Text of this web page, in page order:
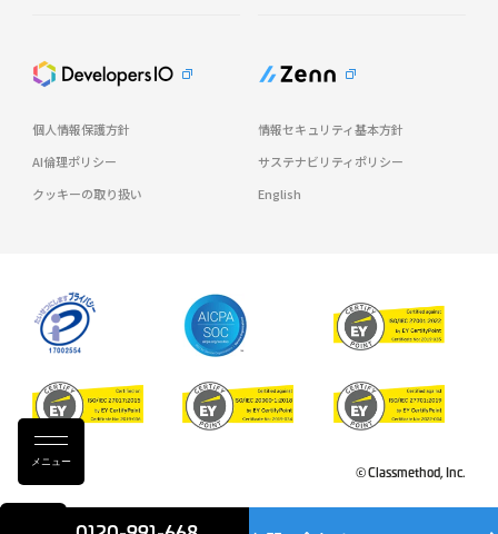
メニュー
個人情報保護方針
情報セキュリティ基本方針
AI倫理ポリシー
サステナビリティポリシー
クッキーの取り扱い
English
© Classmethod, Inc.